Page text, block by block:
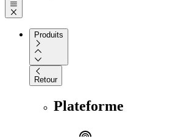
Produits
Retour
Plateforme